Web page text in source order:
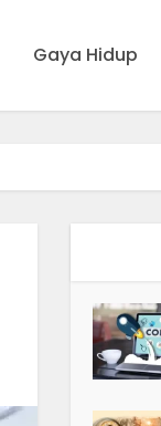
Gaya Hidup